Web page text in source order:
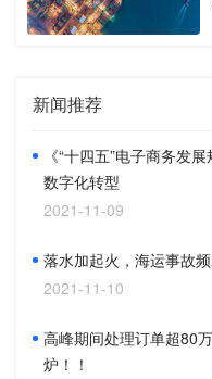
新闻推荐
《“十四五”电子商务发
数字化转型
2021-11-09
落水加起火，海运事故
2021-11-10
高峰期间处理订单超80
炉！！